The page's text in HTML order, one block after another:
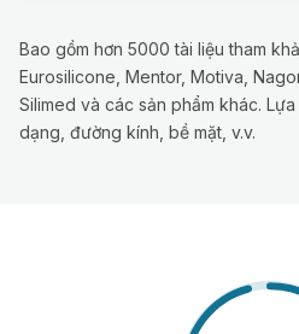
Bao gồm hơn 5000 tài liệu tham
Eurosilicone, Mentor, Motiva,
Silimed và các sản phẩm khác.
dạng, đường kính, bề mặt, v.v.